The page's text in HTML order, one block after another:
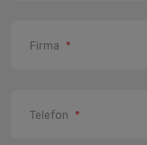
Firma *
Telefon *